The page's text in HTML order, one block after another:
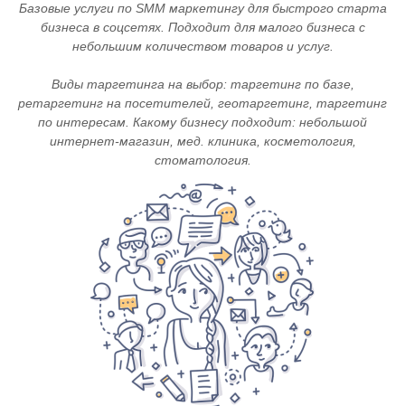
Базовые услуги по SMM маркетингу для быстрого старта
бизнеса в соцсетях. Подходит для малого бизнеса с
небольшим количеством товаров и услуг.
Виды таргетинга на выбор: таргетинг по базе,
ретаргетинг на посетителей, геотаргетинг, таргетинг
по интересам. Какому бизнесу подходит: небольшой
интернет-магазин, мед. клиника, косметология,
стоматология.